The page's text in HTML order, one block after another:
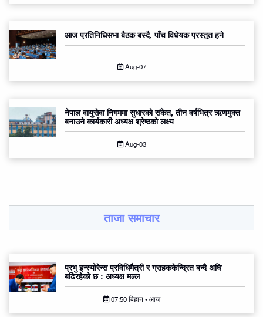
आज प्रतिनिधिसभा बैठक बस्दै, पाँच विधेयक प्रस्तुत हुने
Aug-07
नेपाल वायुसेवा निगममा सुधारको संकेत, तीन वर्षभित्र ऋणमुक्त
बनाउने कार्यकारी अध्यक्ष श्रेष्ठको लक्ष्य
Aug-03
ताजा समाचार
प्रभु इन्स्योरेन्स प्रविधिमैत्री र ग्राहककेन्द्रित बन्दै अघि
बढिरहेको छ : अध्यक्ष मल्ल
07:50 बिहान • आज